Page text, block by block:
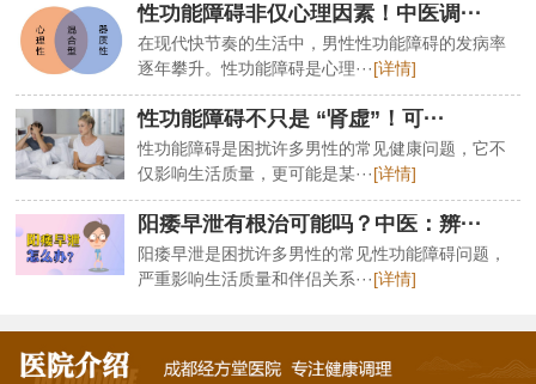
性功能障碍非仅心理因素！中医调···
在现代快节奏的生活中，男性性功能障碍的发病率
逐年攀升。性功能障碍是心理···[详情]
性功能障碍不只是 “肾虚”！可···
性功能障碍是困扰许多男性的常见健康问题，它不
仅影响生活质量，更可能是某···[详情]
阳痿早泄有根治可能吗？中医：辨···
阳痿早泄是困扰许多男性的常见性功能障碍问题，
严重影响生活质量和伴侣关系···[详情]